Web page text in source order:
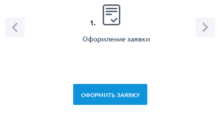
1.
Оформление заявки
ОФОРМИТЬ ЗАЯВКУ